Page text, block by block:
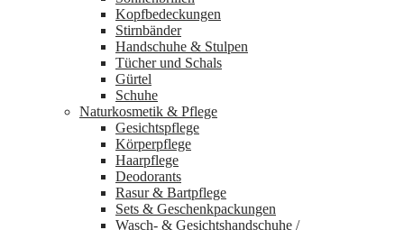
Kopfbedeckungen
Stirnbänder
Handschuhe & Stulpen
Tücher und Schals
Gürtel
Schuhe
Naturkosmetik & Pflege
Gesichtspflege
Körperpflege
Haarpflege
Deodorants
Rasur & Bartpflege
Sets & Geschenkpackungen
Wasch‑ & Gesichtshandschuhe /